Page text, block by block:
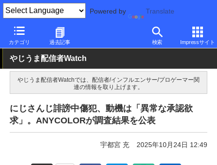
Powered by Translate
カテゴリ 過去記事 検索 Impressサイト
PC Watch 市場 配信関連
やじうま配信者Watch
やじうま配信者Watchでは、配信者/インフルエンサー/プロゲーマー関
連の情報を取り上げます。
にじさんじ誹謗中傷犯、動機は「異常な承認欲
求」。ANYCOLORが調査結果を公表
宇都宮 充 2025年10月24日 12:49